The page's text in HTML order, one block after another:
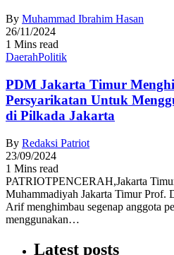
By Muhammad Ibrahim Hasan
26/11/2024
1 Mins read
DaerahPolitik
PDM Jakarta Timur
Persyarikatan Untuk
di Pilkada Jakarta
By Redaksi Patriot
23/09/2024
1 Mins read
PATRIOTPENCERAH,Jakarta
Muhammadiyah Jakarta Timur Prof.
Arif menghimbau segenap anggota
menggunakan…
Latest posts